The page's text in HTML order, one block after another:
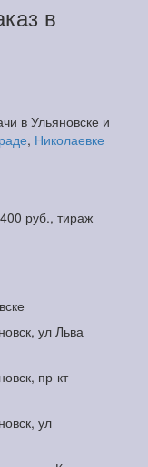
в
в Ульяновске и
, Николаевке
руб., тираж
ул Льва
пр-кт
ул